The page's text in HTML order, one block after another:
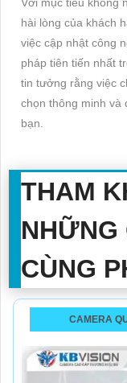
hài lòng của khách
việc cập nhật công
pháp tiên tiến nhất
tin tưởng rằng việc
chọn thông minh và
bạn.
THAM
NHỮNG
CÙNG
CAMERA